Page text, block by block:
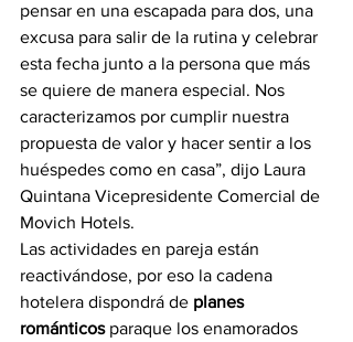
pensar en una escapada para dos, una
excusa para salir de la rutina y celebrar
esta fecha junto a la persona que más
se quiere de manera especial. Nos
caracterizamos por cumplir nuestra
propuesta de valor y hacer sentir a los
huéspedes como en casa”, dijo Laura
Quintana Vicepresidente Comercial de
Movich Hotels.
Las actividades en pareja están
reactivándose, por eso la cadena
hotelera dispondrá de planes
románticos paraque los enamorados